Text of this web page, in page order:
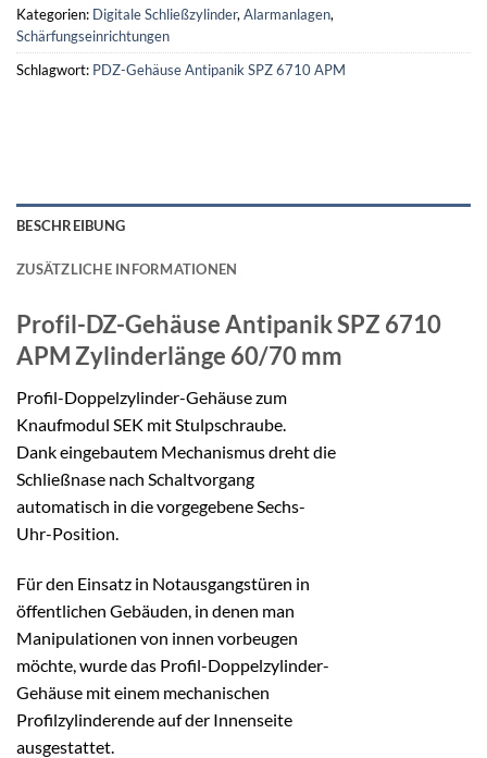
Kategorien: Digitale Schließzylinder, Alarmanlagen,
Schärfungseinrichtungen
Schlagwort: PDZ-Gehäuse Antipanik SPZ 6710 APM
BESCHREIBUNG
ZUSÄTZLICHE INFORMATIONEN
Profil-DZ-Gehäuse Antipanik SPZ 6710
APMZylinderlänge 60/70 mm
Profil-Doppelzylinder-Gehäuse zum
Knaufmodul SEK mit Stulpschraube.
Dank eingebautem Mechanismus dreht die
Schließnase nach Schaltvorgang
automatisch in die vorgegebene Sechs-
Uhr-Position.
Für den Einsatz in Notausgangstüren in
öffentlichen Gebäuden, in denen man
Manipulationen von innen vorbeugen
möchte, wurde das Profil-Doppelzylinder-
Gehäuse mit einem mechanischen
Profilzylinderende auf der Innenseite
ausgestattet.